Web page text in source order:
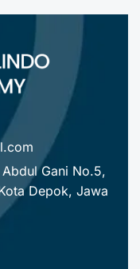
Gani No.5,
Depok, Jawa